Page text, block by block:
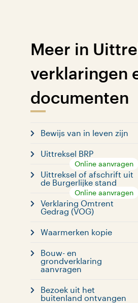
Meer in
verklaringen
documenten
Bewijs van in leven zijn
Uittreksel BRP
Online aanvragen
Uittreksel of afschrift uit
de Burgerlijke stand
Online aanvragen
Verklaring Omtrent
Gedrag (VOG)
Waarmerken kopie
Bouw- en
grondverklaring
aanvragen
Bezoek uit het
buitenland ontvangen